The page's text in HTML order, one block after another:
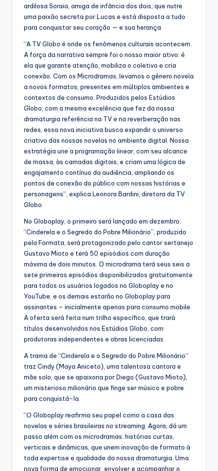
ardilosa Soraia, amiga de infância dos dois, que nutre
uma paixão secreta por Lucas e está disposta a tudo
para conquistar seu coração — e sua herança.
“A TV Globo é onde os fenômenos culturais acontecem.
A força da narrativa sempre foi o nosso maior ativo: é
ela que garante atenção, mobiliza o coletivo e cria
conexão. Com os Microdramas, levamos o gênero novela
a novos formatos, presentes em múltiplos ambientes e
contextos de consumo. Produzidos pelos Estúdios
Globo, com a mesma excelência que fez da nossa
dramaturgia referência na TV e na reverberação nas
redes, essa nova iniciativa busca expandir o universo
criativo das nossas novelas no ambiente digital. Nossa
estratégia une a programação linear, com seu alcance
de massa, às camadas digitais, e criam uma lógica de
engajamento contínuo da audiência, ampliando os
pontos de conexão do público com nossas histórias e
personagens”, explica Leonora Bardini, diretora da TV
Globo.
No Globoplay, o primeiro será lançado em dezembro.
“Cinderela e o Segredo do Pobre Milionário”, produzido
pela Formata, será protagonizado pelo cantor sertanejo
Gustavo Mioto e terá 50 episódios com duração
máxima de dois minutos. O microdrama terá seus seis a
sete primeiros episódios disponibilizados gratuitamente
para todos os usuários logados no Globoplay e no
YouTube, e os demais estarão no Globoplay para
assinantes – inicialmente apenas para consumo mobile.
A oferta será feita num trilho específico, que trará
títulos desenvolvidos nos Estúdios Globo, com
produtoras independentes e obras licenciadas.
A trama de “Cinderela e o Segredo do Pobre Milionário”
traz Cindy (Maya Aniceto), uma talentosa cantora e
mãe solo, que se apaixona por Diego (Gustavo Mioto),
um misterioso milionário que finge ser músico e pobre
para conquistá-la.
“O Globoplay reafirma seu papel como a casa das
novelas e séries brasileiras no streaming. Agora, dá um
passo além com os microdramas: histórias curtas,
verticais e dinâmicas, que unem inovação de formato à
toda expertise e qualidade da nossa dramaturgia. Uma
nova forma de emocionar, envolver e acompanhar o